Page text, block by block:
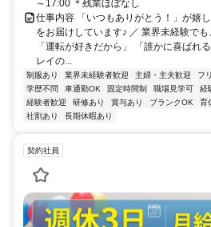
～17:00 ＊残業ほぼなし
仕事内容 「いつもありがとう！」が嬉
をお届けしています♪ ／ 業界未経験で
「運転が好きだから」 「誰かに喜ばれ
レイの...
制服あり 業界未経験者歓迎 主婦・主夫歓迎 フ
学歴不問
車通勤OK 固定時間制 職場見学可 経
経験者歓迎
研修あり 賞与あり ブランクOK 育
社割あり
長期休暇あり
契約社員